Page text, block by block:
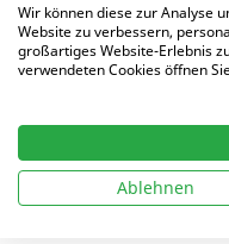
Wir können diese zur Analyse
Website zu verbessern,
großartiges Website-Erlebnis
verwendeten Cookies öffnen
Ablehnen